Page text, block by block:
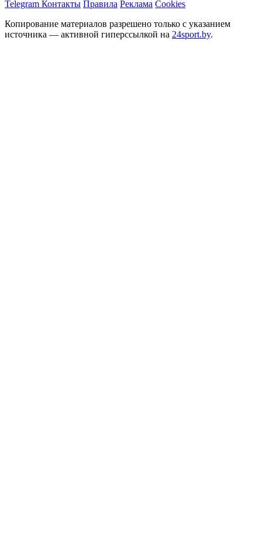
Telegram Контакты Правила Реклама Cookies
Копирование материалов разрешено только с указанием
источника — активной гиперссылкой на 24sport.by.